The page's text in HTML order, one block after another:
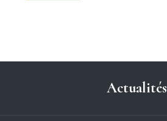
Actualités